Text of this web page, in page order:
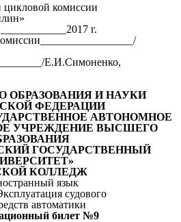
цикловой комиссии
г.
Е.И.Симоненко,
ОБРАЗОВАНИЯ И НАУКИ
ФЕДЕРАЦИИ
АВТОНОМНОЕ
УЧРЕЖДЕНИЕ ВЫСШЕГО
ГОСУДАРСТВЕННЫЙ
КОЛЛЕДЖ
язык
судового
автоматики
билет №9